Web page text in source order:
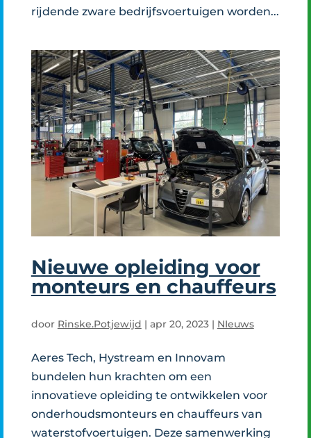
rijdende zware bedrijfsvoertuigen worden...
Nieuwe opleiding voor
monteurs en chauffeurs
door Rinske.Potjewijd | apr 20, 2023| NIeuws
Aeres Tech, Hystream en Innovam
bundelen hun krachten om een
innovatieve opleiding te ontwikkelen voor
onderhoudsmonteurs en chauffeurs van
waterstofvoertuigen. Deze samenwerking